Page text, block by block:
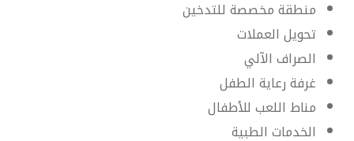
منطقة مخصصة للتدخين
تحويل العملات
الصراف الآلي
غرفة رعاية الطفل
مناط اللعب للأطفال
الخدمات الطبية